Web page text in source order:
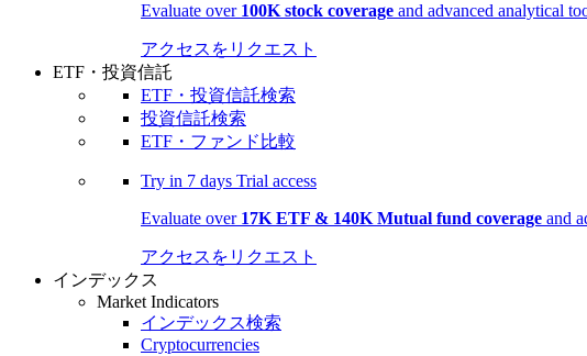
Evaluate over 100K stock coverage and advanced analytical
アクセスをリクエスト
ETF・投資信託
ETF・投資信託検索
投資信託検索
ETF・ファンド比較
Try in 7 days Trial access
Evaluate over 17K ETF & 140K Mutual fund coverage and
アクセスをリクエスト
インデックス
Market Indicators
インデックス検索
Cryptocurrencies